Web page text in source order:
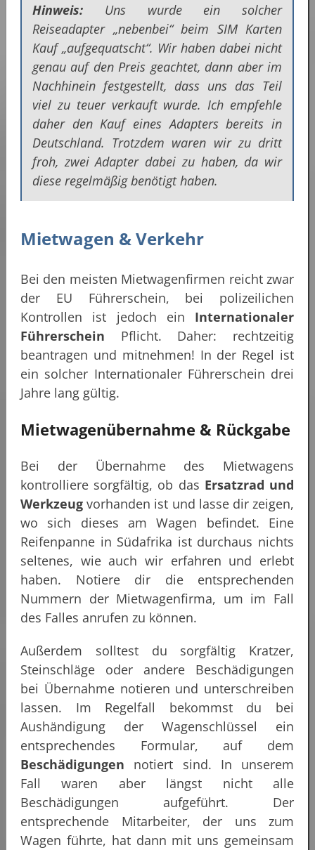
Hinweis: Uns wurde ein solcher
Reiseadapter „nebenbei“ beim SIM Karten
Kauf „aufgequatscht“. Wir haben dabei nicht
genau auf den Preis geachtet, dann aber im
Nachhinein festgestellt, dass uns das Teil
viel zu teuer verkauft wurde. Ich empfehle
daher den Kauf eines Adapters bereits in
Deutschland. Trotzdem waren wir zu dritt
froh, zwei Adapter dabei zu haben, da wir
diese regelmäßig benötigt haben.
Mietwagen & Verkehr
Bei den meisten Mietwagenfirmen reicht zwar
der EU Führerschein, bei polizeilichen
Kontrollen ist jedoch ein Internationaler
Führerschein Pflicht. Daher: rechtzeitig
beantragen und mitnehmen! In der Regel ist
ein solcher Internationaler Führerschein drei
Jahre lang gültig.
Mietwagenübernahme & Rückgabe
Bei der Übernahme des Mietwagens
kontrolliere sorgfältig, ob das Ersatzrad und
Werkzeug vorhanden ist und lasse dir zeigen,
wo sich dieses am Wagen befindet. Eine
Reifenpanne in Südafrika ist durchaus nichts
seltenes, wie auch wir erfahren und erlebt
haben. Notiere dir die entsprechenden
Nummern der Mietwagenfirma, um im Fall
des Falles anrufen zu können.
Außerdem solltest du sorgfältig Kratzer,
Steinschläge oder andere Beschädigungen
bei Übernahme notieren und unterschreiben
lassen. Im Regelfall bekommst du bei
Aushändigung der Wagenschlüssel ein
entsprechendes Formular, auf dem
Beschädigungen notiert sind. In unserem
Fall waren aber längst nicht alle
Beschädigungen aufgeführt. Der
entsprechende Mitarbeiter, der uns zum
Wagen führte, hat dann mit uns gemeinsam